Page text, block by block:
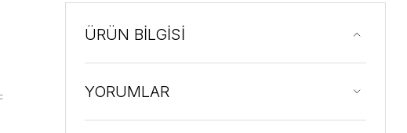
ÜRÜN BİLGİSİ
YORUMLAR